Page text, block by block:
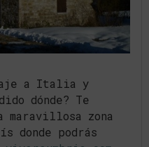
a Italia y
dónde? Te
maravillosa zona
donde podrás